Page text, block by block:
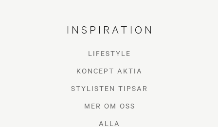
INSPIRATION
LIFESTYLE
KONCEPT AKTIA
STYLISTEN TIPSAR
MER OM OSS
ALLA